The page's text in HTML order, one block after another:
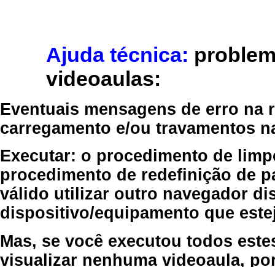
Ajuda técnica:
videoaulas:
Eventuais mensagens de erro
carregamento e/ou travamentos
Executar: o procedimento de
procedimento de redefinição de
válido utilizar outro navegador
dispositivo/equipamento que
Mas, se você executou todos
visualizar nenhuma videoaula,